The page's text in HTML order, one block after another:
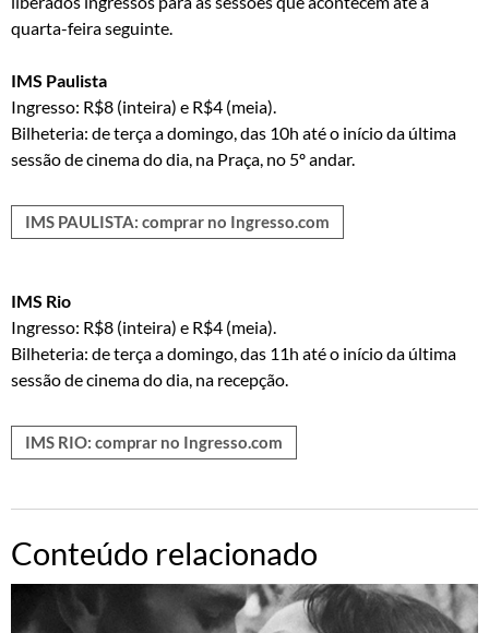
quarta-feira seguinte.
IMS Paulista
Ingresso: R$8 (inteira) e R$4 (meia).
Bilheteria: de terça a domingo, das 10h até o início da última
sessão de cinema do dia, na Praça, no 5º andar.
IMS PAULISTA: comprar no Ingresso.com
IMS Rio
Ingresso: R$8 (inteira) e R$4 (meia).
Bilheteria: de terça a domingo, das 11h até o início da última
sessão de cinema do dia, na recepção.
IMS RIO: comprar no Ingresso.com
Conteúdo relacionado